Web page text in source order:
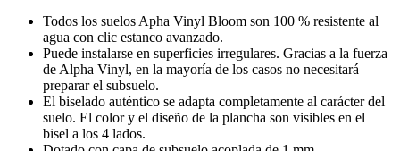
Todos los suelos Apha Vinyl Bloom son 100 % resistente al
agua con clic estanco avanzado.
Puede instalarse en superficies irregulares. Gracias a la fuerza
de Alpha Vinyl, en la mayoría de los casos no necesitará
preparar el subsuelo.
El biselado auténtico se adapta completamente al carácter del
suelo. El color y el diseño de la plancha son visibles en el
bisel a los 4 lados.